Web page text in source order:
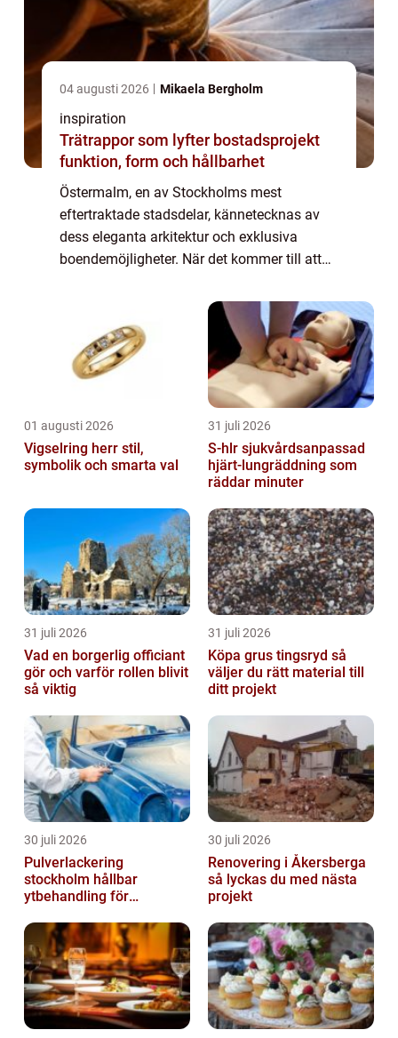
04 augusti 2026 Mikaela Bergholm
inspiration
Trätrappor som lyfter bostadsprojekt
funktion, form och hållbarhet
Östermalm, en av Stockholms mest
eftertraktade stadsdelar, kännetecknas av
dess eleganta arkitektur och exklusiva
boendemöjligheter. När det kommer till att
prestigefyllda område,...
01 augusti 2026
Vigselring herr stil,
symbolik och smarta val
31 juli 2026
S-hlr sjukvårdsanpassad
hjärt-lungräddning som
räddar minuter
31 juli 2026
Vad en borgerlig officiant
gör och varför rollen blivit
så viktig
31 juli 2026
Köpa grus tingsryd så
väljer du rätt material till
ditt projekt
30 juli 2026
Pulverlackering
stockholm hållbar
ytbehandling för
30 juli 2026
Renovering i Åkersberga
så lyckas du med nästa
projekt